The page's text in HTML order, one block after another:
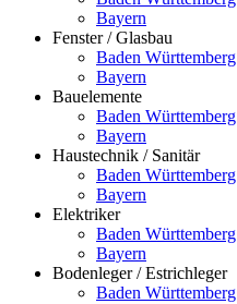
Bayern
Fenster / Glasbau
Baden Württemberg
Bayern
Bauelemente
Baden Württemberg
Bayern
Haustechnik / Sanitär
Baden Württemberg
Bayern
Elektriker
Baden Württemberg
Bayern
Bodenleger / Estrichleger
Baden Württemberg